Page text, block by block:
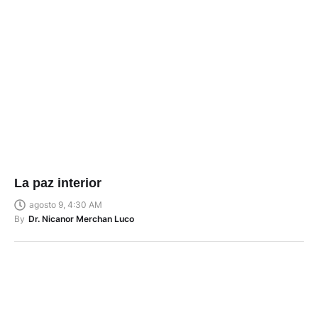
La paz interior
agosto 9, 4:30 AM
By Dr. Nicanor Merchan Luco